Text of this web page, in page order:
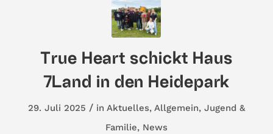
True Heart schickt Haus
7Land in den Heidepark
29. Juli 2025 / in Aktuelles, Allgemein, Jugend &
Familie, News